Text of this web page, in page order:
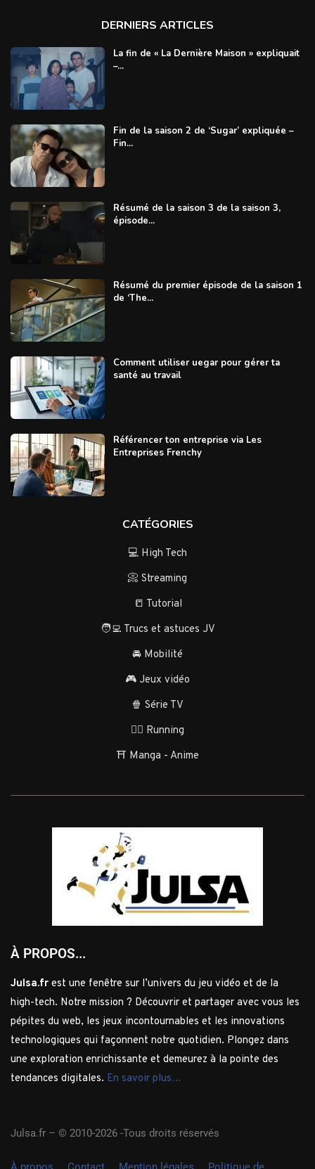
DERNIERS ARTICLES
La fin de « La Dernière Maison » expliquait
–...
Fin de la saison 2 de ‘Sugar’ expliquée –
Fin...
Résumé de la saison 3 de la saison 3,
épisode...
Résumé du premier épisode de la saison 1
de ‘The...
Comment utiliser uegar pour gérer ta
santé au travail
Référencer ton entreprise via Les
Entreprises Frenchy
CATÉGORIES
💻 High Tech
📀 Streaming
📒 Tutorial
🧑‍💻 Trucs et astuces JV
🚘 Mobilité
🎮 Jeux vidéo
🍿 Série TV
🏃‍♂️ Running
⛩️ Manga - Anime
À PROPOS...
Julsa.fr est une fenêtre sur l’univers du jeu vidéo et de la
high-tech. Notre mission ? Découvrir et partager avec vous les
pépites du web, les jeux incontournables et les innovations
technologiques qui façonnent notre quotidien. Plongez dans
une exploration enrichissante et demeurez à la pointe des
tendances digitales. En savoir plus…
Julsa.fr – © 2010-2026 -Tous droits réservés